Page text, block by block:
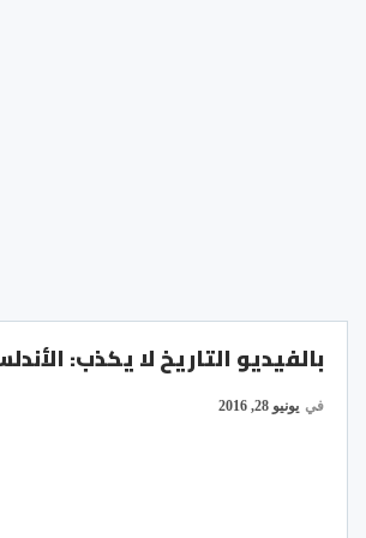
بالفيديو التاريخ لا يكذب:
في يونيو 28, 2016